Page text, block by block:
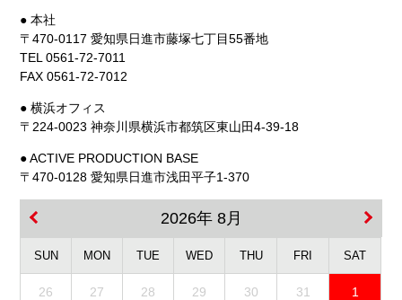
● 本社
〒470-0117 愛知県日進市藤塚七丁目55番地
TEL 0561-72-7011
FAX 0561-72-7012
● 横浜オフィス
〒224-0023 神奈川県横浜市都筑区東山田4-39-18
● ACTIVE PRODUCTION BASE
〒470-0128 愛知県日進市浅田平子1-370
2026年 8月
SUN MON TUE WED THU FRI SAT
26 27 28 29 30 31 1